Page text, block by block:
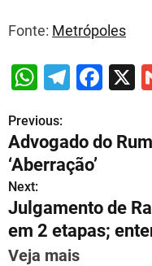
Fonte: Metrópoles
W
at
s
A
p
p
T
e
gr
a
m
F
e
o
o
X
P
o
s
t
n
Previous:
Advogado do
‘Aberração’
Next:
Julgamento de
em 2 etapas;
Veja mais